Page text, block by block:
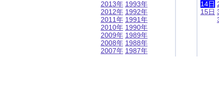
2013年
2012年
2011年
2010年
2009年
2008年
2007年
1993年
1992年
1991年
1990年
1989年
1988年
1987年
14日
15日